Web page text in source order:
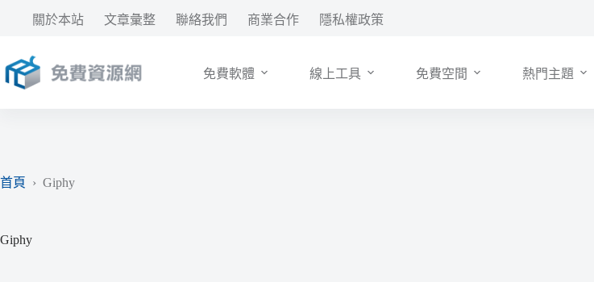
要
內
關於本站 文章彙整 聯絡我們 商業合作 隱私權政策
免費軟體 線上工具 免費空間 熱門主題
首頁 › Giphy
Giphy